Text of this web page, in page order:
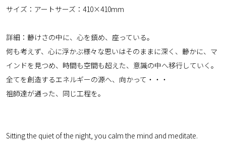
サイズ：アートサーズ：410×410mm
詳細：静けさの中に、心を鎮め、座っている。
何も考えず、心に浮かぶ様々な思いはそのままに深く、静かに、マ
インドを見つめ、時間も空間も超えた、意識の中へ移行していく。
全てを創造するエネルギーの源へ、向かって・・・
祖師達が通った、同じ工程を。
Sitting the quiet of the night, you calm the mind and meditate.